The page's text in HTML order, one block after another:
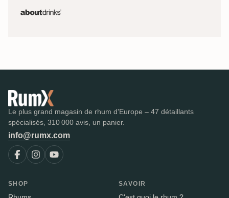
Le plus grand magasin de rhum d'Europe – 47 détaillants
spécialisés, 310 000 avis, un panier.
info@rumx.com
SHOP SAVOIR